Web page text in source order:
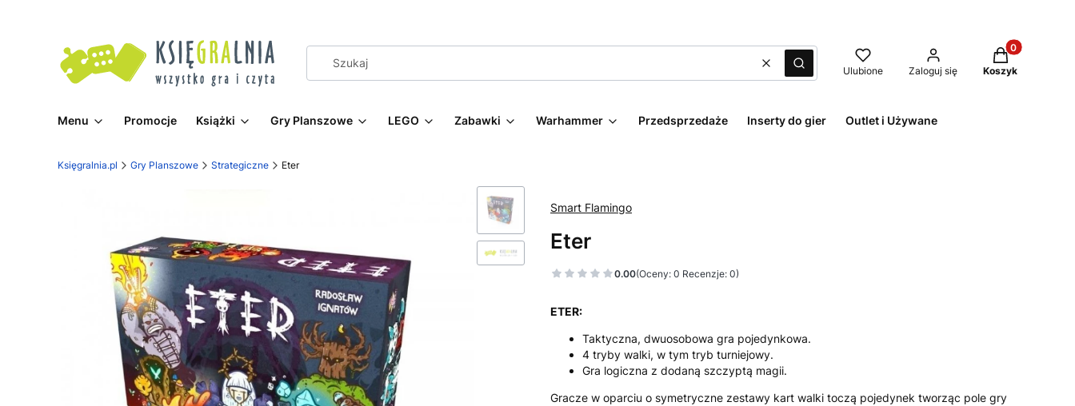
WyczyśćSzukaj Ulubione Zaloguj się
Produkty w
Koszyk
Menu Promocje Książki Gry Planszowe LEGO Zabawki Warhammer Przedsprzedaże Inserty do gier Outlet i Używane
Księgralnia.pl Gry Planszowe Strategiczne Eter
Smart Flamingo
Eter
0.00(Oceny: 0 Recenzje: 0)
ETER:
Taktyczna, dwuosobowa gra pojedynkowa.
4 tryby walki, w tym tryb turniejowy.
Gra logiczna z dodaną szczyptą magii.
Gracze w oparciu o symetryczne zestawy kart walki toczą pojedynek tworząc pole gry